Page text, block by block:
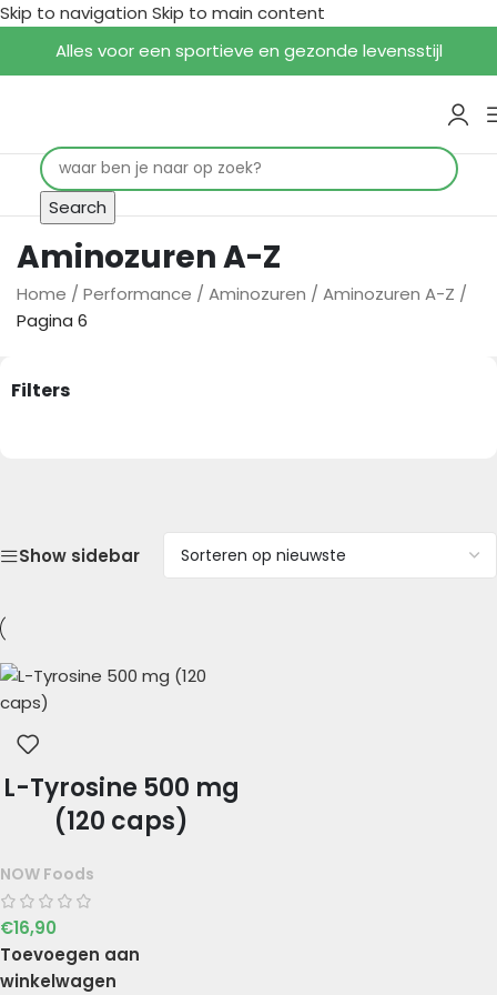
Skip to navigation Skip to main content
Alles voor een sportieve en gezonde levensstijl
Search
Aminozuren A-Z
Home / Performance / Aminozuren / Aminozuren A-Z /
Pagina 6
Filters
Show sidebar
L-Tyrosine 500 mg
(120 caps)
NOW Foods
€16,90
Toevoegen aan
winkelwagen